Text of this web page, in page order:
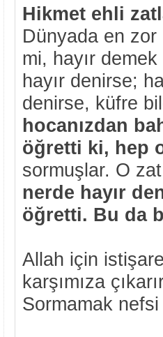
Hikmet ehli
Dünyada en
mi, hayır
hayır denirse;
denirse, küfre
hocanızdan
öğretti ki, hep
sormuşlar. O
nerde hayır
öğretti. Bu da
Allah için
karşımıza
Sormamak